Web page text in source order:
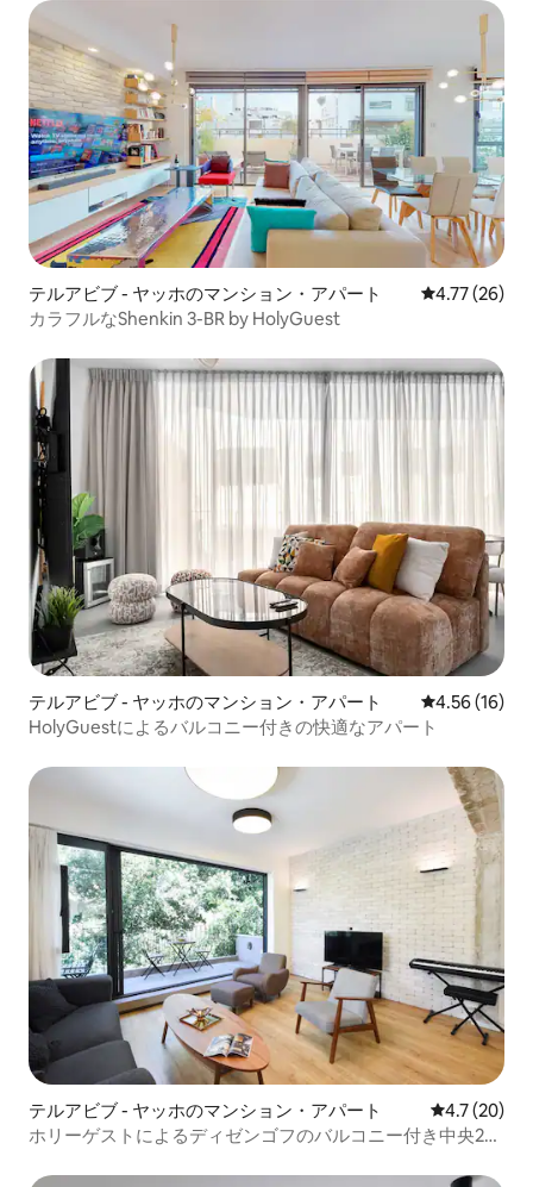
テルアビブ - ヤッホのマンション・アパート レビュー26
4.77 (26)
カラフルなShenkin 3-BR by HolyGuest
テルアビブ - ヤッホのマンション・アパート レビュー16
4.56 (16)
HolyGuestによるバルコニー付きの快適なアパート
テルアビブ - ヤッホのマンション・アパート レビュー20
4.7 (20)
ホリーゲストによるディゼンゴフのバルコニー付き中央2ベ